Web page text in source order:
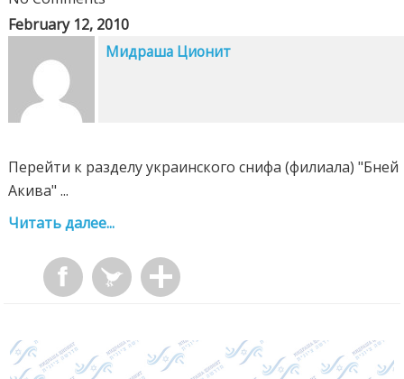
February 12, 2010
Мидраша Ционит
Перейти к разделу украинского снифа (филиала) "Бней
Акива" ...
Читать далее...